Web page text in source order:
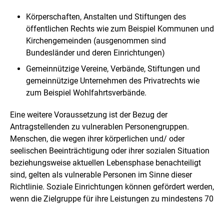
Körperschaften, Anstalten und Stiftungen des
öffentlichen Rechts wie zum Beispiel Kommunen und
Kirchengemeinden (ausgenommen sind
Bundesländer und deren Einrichtungen)
Gemeinnützige Vereine, Verbände, Stiftungen und
gemeinnützige Unternehmen des Privatrechts wie
zum Beispiel Wohlfahrtsverbände.
Eine weitere Voraussetzung ist der Bezug der
Antragstellenden zu vulnerablen Personengruppen.
Menschen, die wegen ihrer körperlichen und/ oder
seelischen Beeinträchtigung oder ihrer sozialen Situation
beziehungsweise aktuellen Lebensphase benachteiligt
sind, gelten als vulnerable Personen im Sinne dieser
Richtlinie. Soziale Einrichtungen können gefördert werden,
wenn die Zielgruppe für ihre Leistungen zu mindestens 70